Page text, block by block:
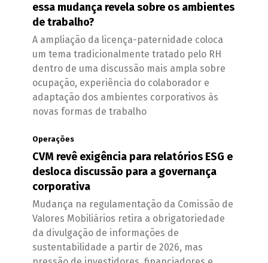
essa mudança revela sobre os ambientes
de trabalho?
A ampliação da licença-paternidade coloca
um tema tradicionalmente tratado pelo RH
dentro de uma discussão mais ampla sobre
ocupação, experiência do colaborador e
adaptação dos ambientes corporativos às
novas formas de trabalho
Operações
CVM revê exigência para relatórios ESG e
desloca discussão para a governança
corporativa
Mudança na regulamentação da Comissão de
Valores Mobiliários retira a obrigatoriedade
da divulgação de informações de
sustentabilidade a partir de 2026, mas